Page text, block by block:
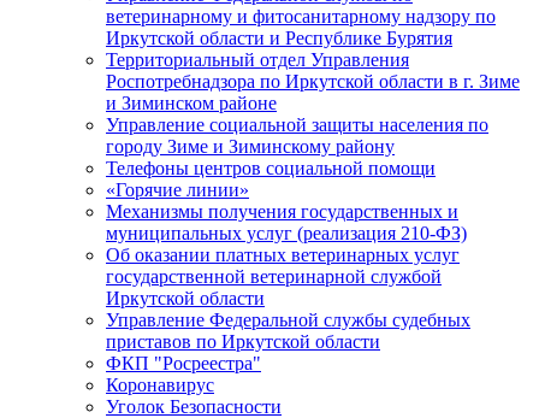
ветеринарному и фитосанитарному надзору по
Иркутской области и Республике Бурятия
Территориальный отдел Управления
Роспотребнадзора по Иркутской области в г. Зиме
и Зиминском районе
Управление социальной защиты населения по
городу Зиме и Зиминскому району
Телефоны центров социальной помощи
«Горячие линии»
Механизмы получения государственных и
муниципальных услуг (реализация 210-ФЗ)
Об оказании платных ветеринарных услуг
государственной ветеринарной службой
Иркутской области
Управление Федеральной службы судебных
приставов по Иркутской области
ФКП "Росреестра"
Коронавирус
Уголок Безопасности